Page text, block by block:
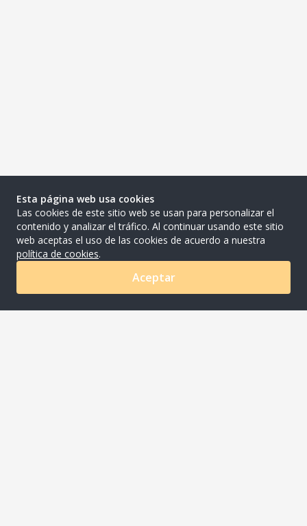
Esta página web usa cookies
Las cookies de este sitio web se usan para personalizar el
contenido y analizar el tráfico. Al continuar usando este sitio
web aceptas el uso de las cookies de acuerdo a nuestra
política de cookies.
Aceptar